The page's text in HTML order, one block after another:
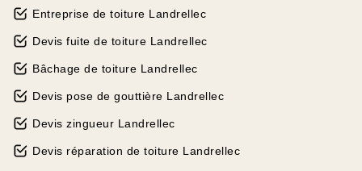
Entreprise de toiture Landrellec
Devis fuite de toiture Landrellec
Bâchage de toiture Landrellec
Devis pose de gouttière Landrellec
Devis zingueur Landrellec
Devis réparation de toiture Landrellec